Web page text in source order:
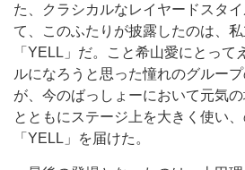
た、クラシカルなレイヤードスタ
て、このふたりが披露したのは、
「YELL」だ。こと希山愛にとって
ルになろうと思った憧れのグルー
が、今のばっしょーにおいて元気
とともにステージ上を大きく使い
「YELL」を届けた。